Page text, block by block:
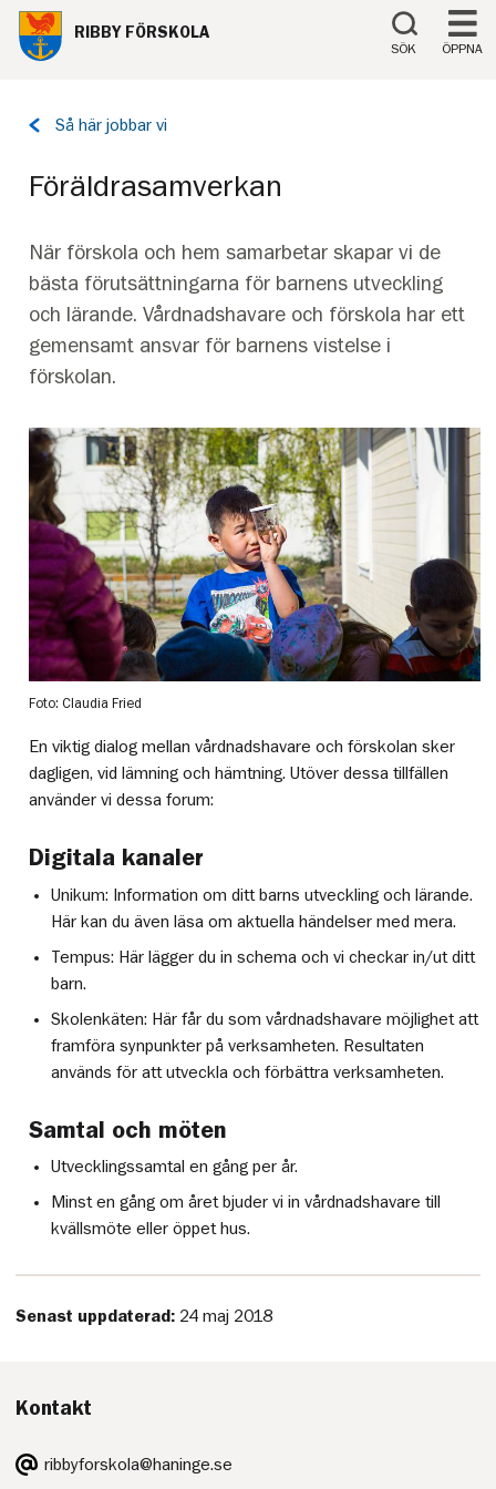
Till innehåll på sidan
RIBBY FÖRSKOLA
SÖK ÖPPNA
Tillbaka
Så här jobbar vi
Föräldrasamverkan
När förskola och hem samarbetar skapar vi de
bästa förutsättningarna för barnens utveckling
och lärande. Vårdnadshavare och förskola har ett
gemensamt ansvar för barnens vistelse i
förskolan.
Foto: Claudia Fried
En viktig dialog mellan vårdnadshavare och förskolan sker
dagligen, vid lämning och hämtning. Utöver dessa tillfällen
använder vi dessa forum:
Digitala kanaler
Unikum: Information om ditt barns utveckling och lärande.
Här kan du även läsa om aktuella händelser med mera.
Tempus: Här lägger du in schema och vi checkar in/ut ditt
barn.
Skolenkäten: Här får du som vårdnadshavare möjlighet att
framföra synpunkter på verksamheten. Resultaten
används för att utveckla och förbättra verksamheten.
Samtal och möten
Utvecklingssamtal en gång per år.
Minst en gång om året bjuder vi in vårdnadshavare till
kvällsmöte eller öppet hus.
Senast uppdaterad: 24 maj 2018
Kontakt
E-
post:
ribbyforskola@haninge.se